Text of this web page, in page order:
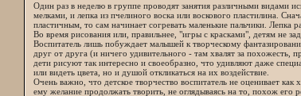
Один раз в неделю в группе проводят занятия различными видами
мелками, и лепка из пчелиного воска или воскового пластилина.
пластичным, то сам начинает согревать маленькие пальчики. Лепка
Во время рисования или, правильнее, "игры с красками", детям не
Воспитатель лишь побуждает малышей к творческому
друг от друга (и ничего удивительного - там хвалят за
дети рисуют так интересно и своеобразно, что удивляют даже
или видеть цвета, но и душой откликаться на их воздействие.
Очень важно, что детское творчество воспитатель не оценивает
ему желание продолжать творить, не оглядываясь на то, похож его